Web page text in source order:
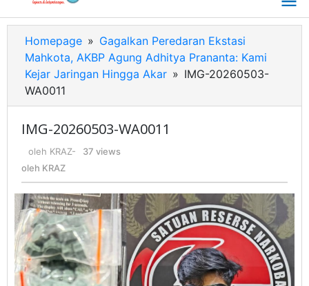
Homepage » Gagalkan Peredaran Ekstasi
Mahkota, AKBP Agung Adhitya Prananta: Kami
Kejar Jaringan Hingga Akar » IMG-20260503-
WA0011
IMG-20260503-WA0011
oleh KRAZ-
37 views
oleh KRAZ